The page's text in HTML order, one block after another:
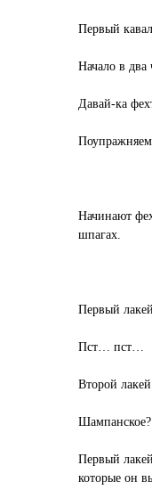
Первый
Начало в два
Давай-ка
Начинают
шпагах.
Первый
Пст… пст…
Второй лакей.
Шампанское?
Первый
которые он